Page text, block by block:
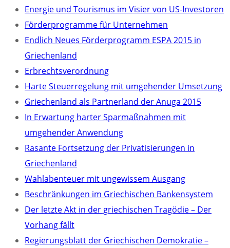
Energie und Tourismus im Visier von US-Investoren
Förderprogramme für Unternehmen
Endlich Neues Förderprogramm ESPA 2015 in
Griechenland
Erbrechtsverordnung
Harte Steuerregelung mit umgehender Umsetzung
Griechenland als Partnerland der Anuga 2015
In Erwartung harter Sparmaßnahmen mit
umgehender Anwendung
Rasante Fortsetzung der Privatisierungen in
Griechenland
Wahlabenteuer mit ungewissem Ausgang
Beschränkungen im Griechischen Bankensystem
Der letzte Akt in der griechischen Tragödie – Der
Vorhang fällt
Regierungsblatt der Griechischen Demokratie –